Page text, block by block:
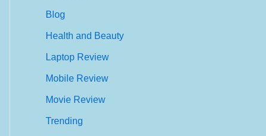
Blog
Health and Beauty
Laptop Review
Mobile Review
Movie Review
Trending